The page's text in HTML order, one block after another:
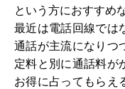
という方におすすめ
最近は電話回線では
通話が主流になりつ
定料と別に通話料が
お得に占ってもらえ